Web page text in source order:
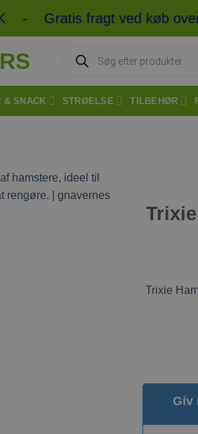
- Gratis fragt ved køb over
search
& SNACK STRØELSE TILBEHØR
Trixie
Giv